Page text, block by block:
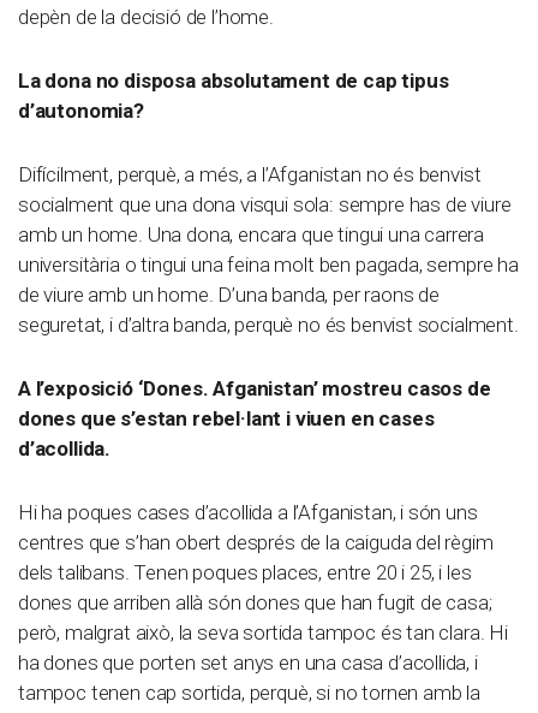
depèn de la decisió de l’home.
La dona no disposa absolutament de cap tipus
d’autonomia?
Difícilment, perquè, a més, a l’Afganistan no és benvist
socialment que una dona visqui sola: sempre has de viure
amb un home. Una dona, encara que tingui una carrera
universitària o tingui una feina molt ben pagada, sempre ha
de viure amb un home. D’una banda, per raons de
seguretat, i d’altra banda, perquè no és benvist socialment.
A l’exposició ‘Dones. Afganistan’ mostreu casos de
dones que s’estan rebel·lant i viuen en cases
d’acollida.
Hi ha poques cases d’acollida a l’Afganistan, i són uns
centres que s’han obert després de la caiguda del règim
dels talibans. Tenen poques places, entre 20 i 25, i les
dones que arriben allà són dones que han fugit de casa;
però, malgrat això, la seva sortida tampoc és tan clara. Hi
ha dones que porten set anys en una casa d’acollida, i
tampoc tenen cap sortida, perquè, si no tornen amb la